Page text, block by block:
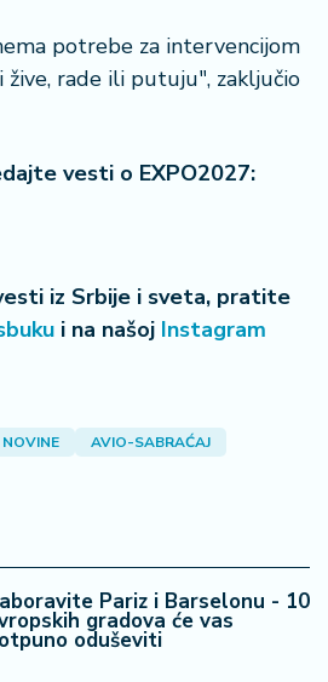
potrebe za intervencijom
žive, rade ili putuju", zaključio
vesti o EXPO2027:
iz Srbije i sveta, pratite
i na našoj Instagram
NOVINE AVIO-SABRAĆAJ
Pariz i Barselonu - 10
gradova će vas
oduševiti